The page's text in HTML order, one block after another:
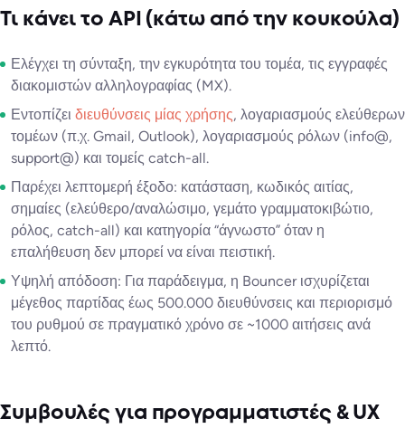
Τι κάνει το API (κάτω από την κουκούλα)
Ελέγχει τη σύνταξη, την εγκυρότητα του τομέα, τις εγγραφές
διακομιστών αλληλογραφίας (MX).
Εντοπίζει διευθύνσεις μίας χρήσης, λογαριασμούς ελεύθερων
τομέων (π.χ. Gmail, Outlook), λογαριασμούς ρόλων (info@,
support@) και τομείς catch-all.
Παρέχει λεπτομερή έξοδο: κατάσταση, κωδικός αιτίας,
σημαίες (ελεύθερο/αναλώσιμο, γεμάτο γραμματοκιβώτιο,
ρόλος, catch-all) και κατηγορία “άγνωστο” όταν η
επαλήθευση δεν μπορεί να είναι πειστική.
Υψηλή απόδοση: Για παράδειγμα, η Bouncer ισχυρίζεται
μέγεθος παρτίδας έως 500.000 διευθύνσεις και περιορισμό
του ρυθμού σε πραγματικό χρόνο σε ~1000 αιτήσεις ανά
λεπτό.
Συμβουλές για προγραμματιστές & UX